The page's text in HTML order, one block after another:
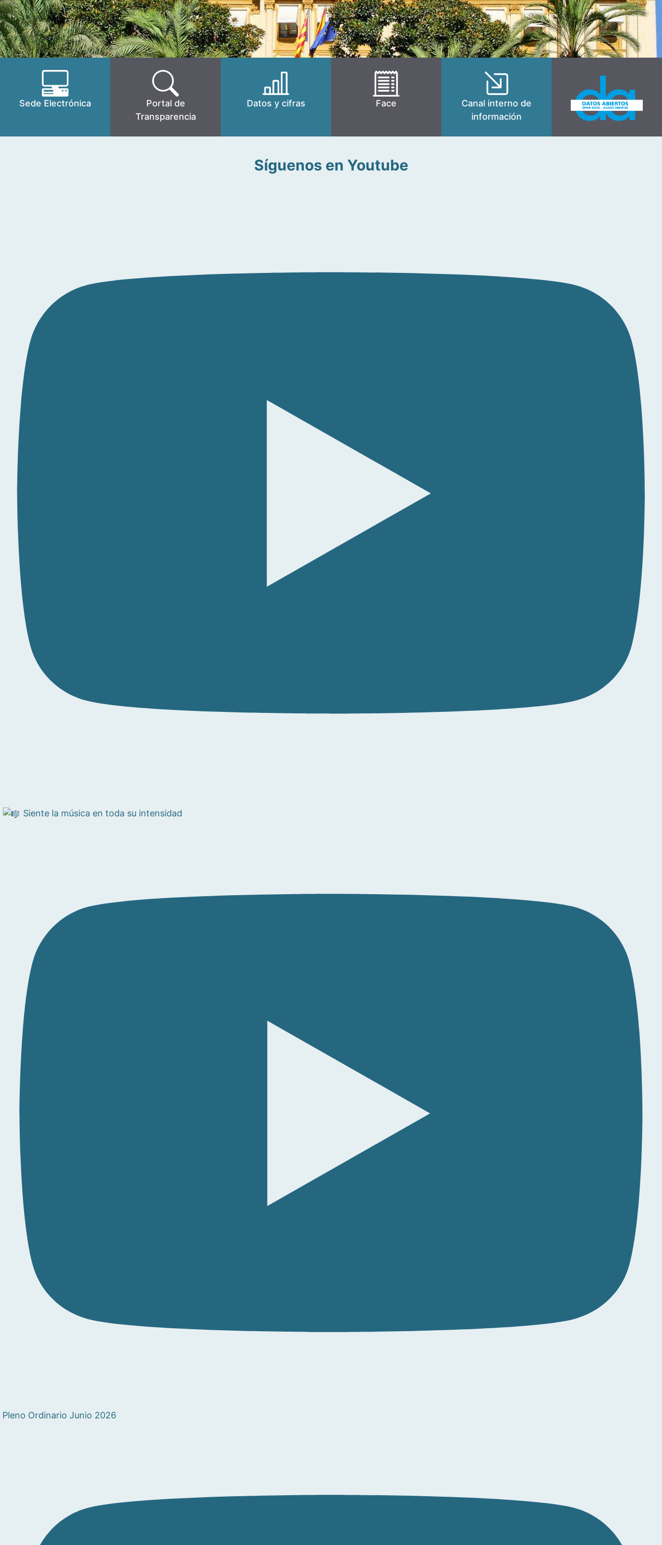
Sede Electrónica
Portal de
Transparencia
Datos y cifras Face
Canal interno de
información
Síguenos en Youtube
Siente la música en toda su intensidad
Pleno Ordinario Junio 2026